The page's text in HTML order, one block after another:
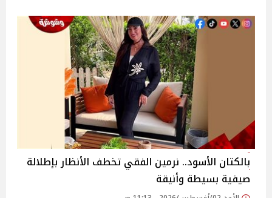
بالكتان الأسود.. نرمين الفقي تخطف الأنظار بإطلالة
صيفية بسيطة وأنيقة